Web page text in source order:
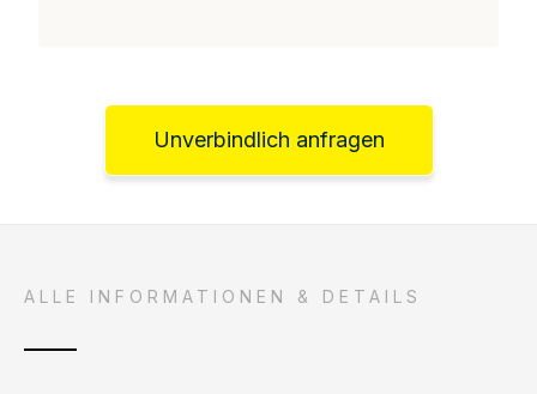
Unverbindlich anfragen
ALLE INFORMATIONEN & DETAILS